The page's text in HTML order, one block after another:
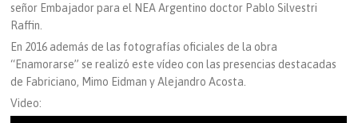
señor Embajador para el NEA Argentino doctor Pablo Silvestri
Raffin.
En 2016 además de las fotografías oficiales de la obra
“Enamorarse” se realizó este vídeo con las presencias destacadas
de Fabriciano, Mimo Eidman y Alejandro Acosta.
Video: